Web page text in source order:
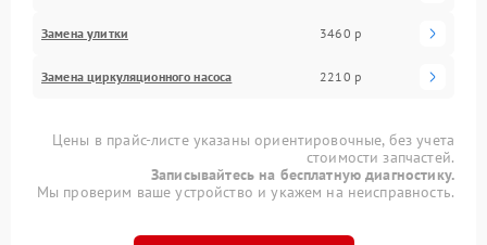
Замена улитки 3460 р
Замена циркуляционного насоса 2210 р
Цены в прайс-листе указаны ориентировочные, без учета
стоимости запчастей.
Записывайтесь на бесплатную диагностику.
Мы проверим ваше устройство и укажем на неисправность.